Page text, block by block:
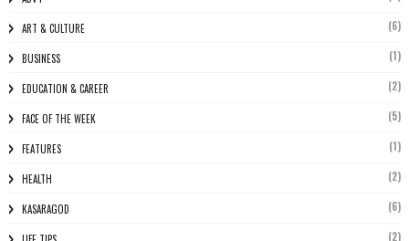
ART & CULTURE (6)
BUSINESS (1)
EDUCATION & CAREER (2)
FACE OF THE WEEK (5)
FEATURES (1)
HEALTH (2)
KASARAGOD (6)
(2)